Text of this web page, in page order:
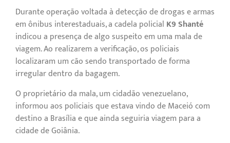
Durante operação voltada à detecção de drogas e armas
em ônibus interestaduais, a cadela policial K9 Shanté
indicou a presença de algo suspeito em uma mala de
viagem. Ao realizarem a verificação, os policiais
localizaram um cão sendo transportado de forma
irregular dentro da bagagem.
O proprietário da mala, um cidadão venezuelano,
informou aos policiais que estava vindo de Maceió com
destino a Brasília e que ainda seguiria viagem para a
cidade de Goiânia.